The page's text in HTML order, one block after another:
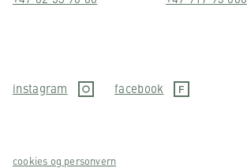
instagram facebook
cookies og personvern